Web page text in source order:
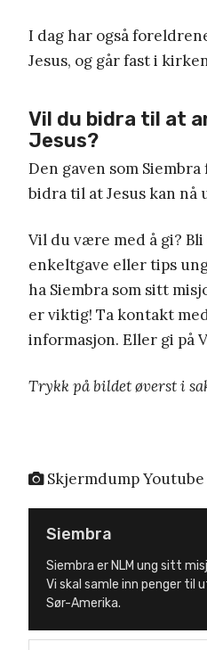
I dag har også
Jesus, og går fast i
Vil du bidra til at
Jesus?
Den gaven som
bidra til at Jesus kan nå
Vil du være med å gi?
enkeltgave eller tips
ha Siembra som sitt
er viktig! Ta kontakt
informasjon. Eller gi på
Trykk på bildet øverst i
Skjermdump Youtube
Siembra
Siembra er NLM ung sitt
Vi skal samle inn penger til
Sør-Amerika.